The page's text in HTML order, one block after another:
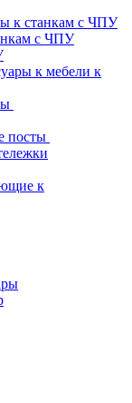
к станкам с ЧПУ
с ЧПУ
к мебели к
посты
к